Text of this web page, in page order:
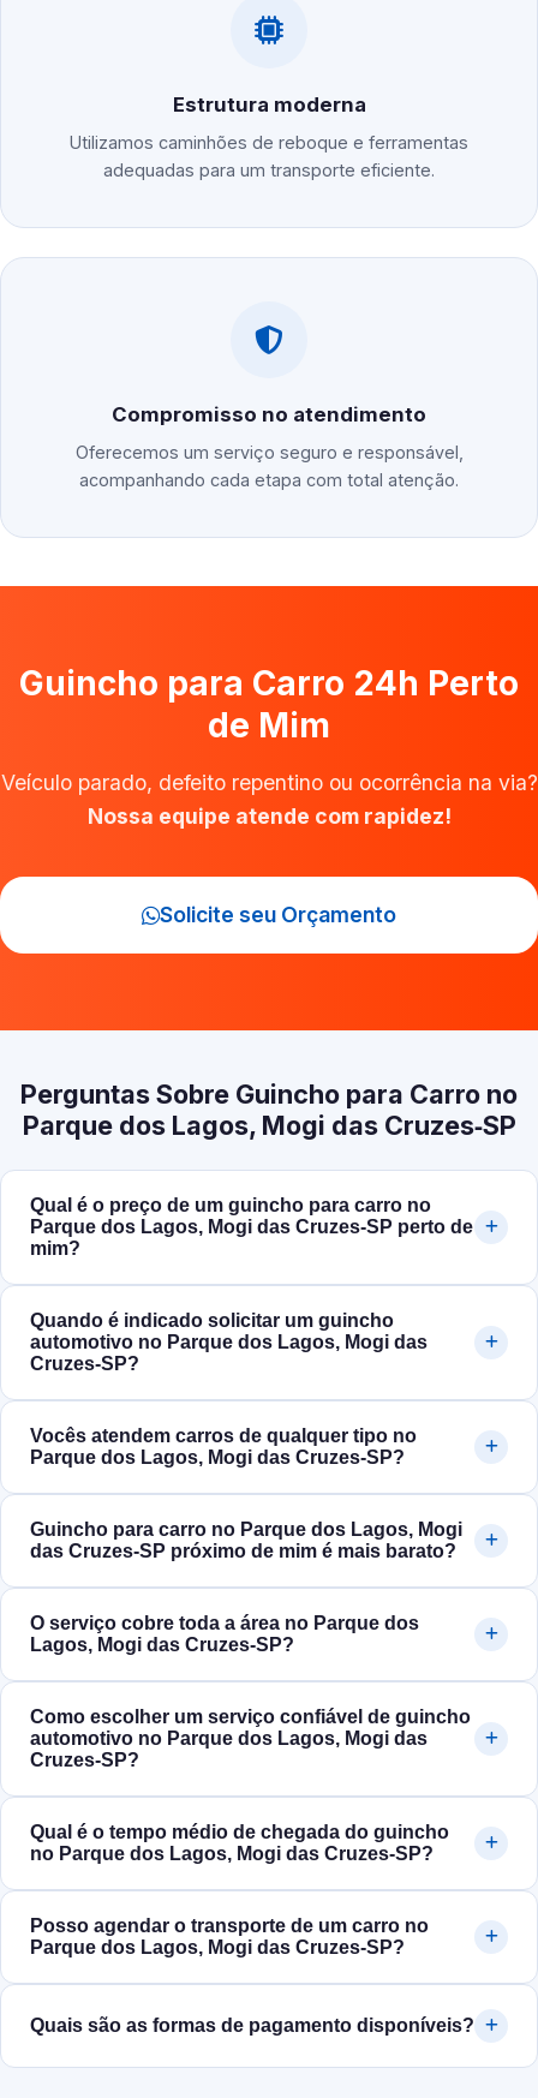
Estrutura moderna
Utilizamos caminhões de reboque e ferramentas
adequadas para um transporte eficiente.
Compromisso no atendimento
Oferecemos um serviço seguro e responsável,
acompanhando cada etapa com total atenção.
Guincho para Carro 24h Perto
de Mim
Veículo parado, defeito repentino ou ocorrência na via?
Nossa equipe atende com rapidez!
Solicite seu Orçamento
Perguntas Sobre Guincho para Carro no
Parque dos Lagos, Mogi das Cruzes‑SP
Qual é o preço de um guincho para carro no
Parque dos Lagos, Mogi das Cruzes‑SP perto de
mim?
Quando é indicado solicitar um guincho
automotivo no Parque dos Lagos, Mogi das
Cruzes‑SP?
Vocês atendem carros de qualquer tipo no
Parque dos Lagos, Mogi das Cruzes‑SP?
Guincho para carro no Parque dos Lagos, Mogi
das Cruzes‑SP próximo de mim é mais barato?
O serviço cobre toda a área no Parque dos
Lagos, Mogi das Cruzes‑SP?
Como escolher um serviço confiável de guincho
automotivo no Parque dos Lagos, Mogi das
Cruzes‑SP?
Qual é o tempo médio de chegada do guincho
no Parque dos Lagos, Mogi das Cruzes‑SP?
Posso agendar o transporte de um carro no
Parque dos Lagos, Mogi das Cruzes‑SP?
Quais são as formas de pagamento disponíveis?